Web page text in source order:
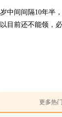
中间间隔10年半
目前还不能领，
更多热